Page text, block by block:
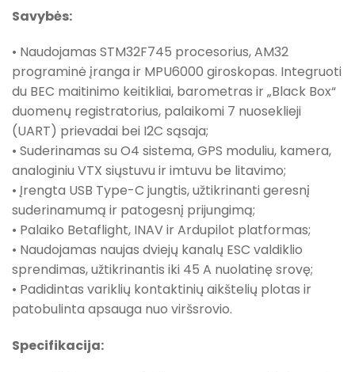
Savybės:
• Naudojamas STM32F745 procesorius, AM32
programinė įranga ir MPU6000 giroskopas. Integruoti
du BEC maitinimo keitikliai, barometras ir „Black Box“
duomenų registratorius, palaikomi 7 nuoseklieji
(UART) prievadai bei I2C sąsaja;
• Suderinamas su O4 sistema, GPS moduliu, kamera,
analoginiu VTX siųstuvu ir imtuvu be litavimo;
• Įrengta USB Type-C jungtis, užtikrinanti geresnį
suderinamumą ir patogesnį prijungimą;
• Palaiko Betaflight, INAV ir Ardupilot platformas;
• Naudojamas naujas dviejų kanalų ESC valdiklio
sprendimas, užtikrinantis iki 45 A nuolatinę srovę;
• Padidintas variklių kontaktinių aikštelių plotas ir
patobulinta apsauga nuo viršsrovio.
Specifikacija: